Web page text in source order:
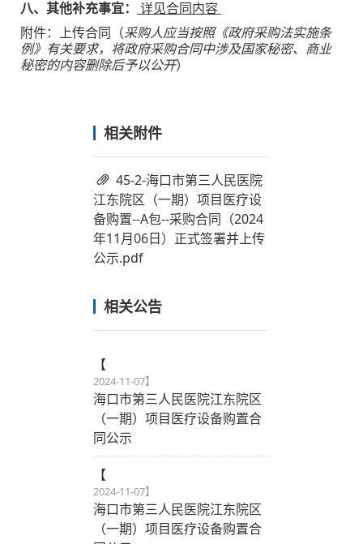
八、其他补充事宜：
详见合同内容
附件：上传合同（采购人应当按照《政府采购法实施条
例》有关要求，将政府采购合同中涉及国家秘密、商业
秘密的内容删除后予以公开）
相关附件
45-2-海口市第三人民医院
江东院区（一期）项目医疗设
备购置--A包--采购合同（2024
年11月06日）正式签署并上传
公示.pdf
相关公告
【
2024-11-07】
海口市第三人民医院江东院区
（一期）项目医疗设备购置合
同公示
【
2024-11-07】
海口市第三人民医院江东院区
（一期）项目医疗设备购置合